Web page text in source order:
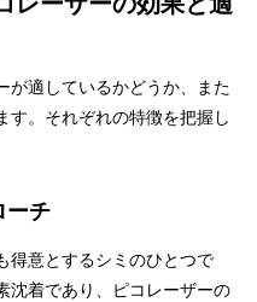
が適しているかどうか、また
す。それぞれの特徴を把握し
ーチ
得意とするシミのひとつで
沈着であり、ピコレーザーの